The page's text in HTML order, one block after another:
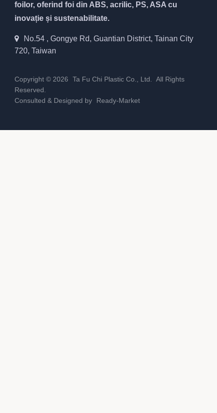
foilor, oferind foi din ABS, acrilic, PS, ASA cu
inovație și sustenabilitate.
No.54 , Gongye Rd, Guantian District, Tainan City
720, Taiwan
Copyright © 2026 Ta Fu Chi Plastic Co., Ltd.
All Rights
Reserved.
Consulted & Designed by
Ready-Market